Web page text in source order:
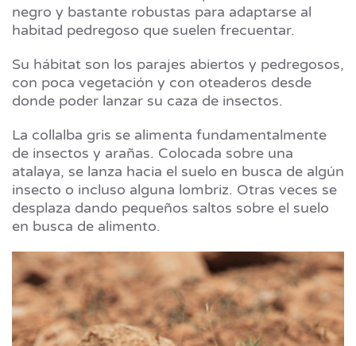
negro y bastante robustas para adaptarse al
habitad pedregoso que suelen frecuentar.
Su hábitat son los parajes abiertos y pedregosos,
con poca vegetación y con oteaderos desde
donde poder lanzar su caza de insectos.
La collalba gris se alimenta fundamentalmente
de insectos y arañas. Colocada sobre una
atalaya, se lanza hacia el suelo en busca de algún
insecto o incluso alguna lombriz. Otras veces se
desplaza dando pequeños saltos sobre el suelo
en busca de alimento.